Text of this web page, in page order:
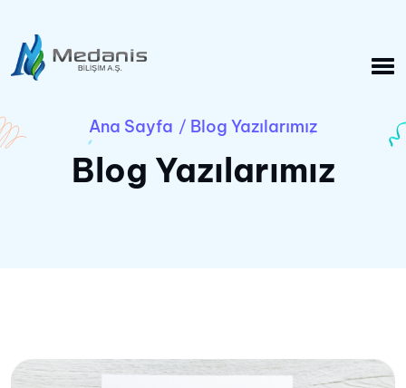
Ana Sayfa / Blog Yazılarımız
Blog Yazılarımız